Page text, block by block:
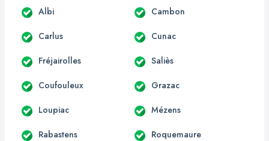
Albi Cambon
Carlus Cunac
Fréjairolles Saliès
Coufouleux Grazac
Loupiac Mézens
Rabastens Roquemaure